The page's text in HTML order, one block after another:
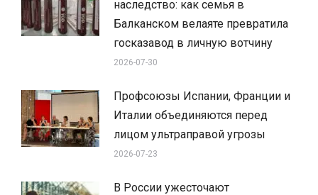
наследство: как семья в
Балканском велаяте превратила
госказавод в личную вотчину
2026-07-30
Профсоюзы Испании, Франции и
Италии объединяются перед
лицом ультраправой угрозы
2026-07-23
В России ужесточают